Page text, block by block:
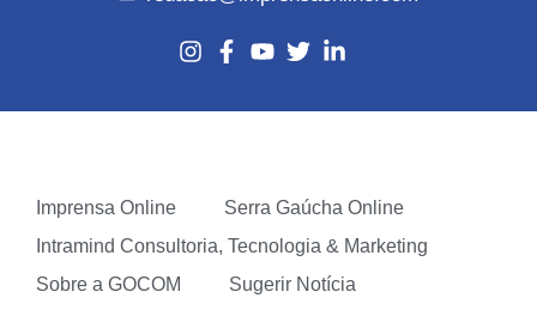
Imprensa Online
Serra Gaúcha Online
Intramind Consultoria, Tecnologia & Marketing
Sobre a GOCOM
Sugerir Notícia